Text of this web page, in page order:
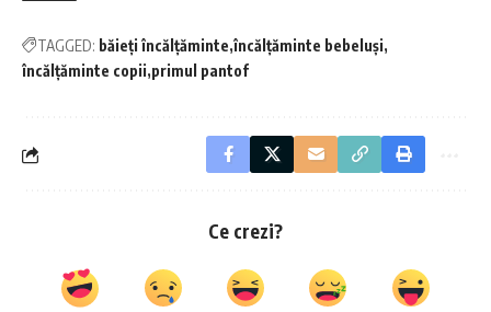
TAGGED: băieți încălțăminte încălțăminte bebeluși
încălțăminte copii primul pantof
Ce crezi?